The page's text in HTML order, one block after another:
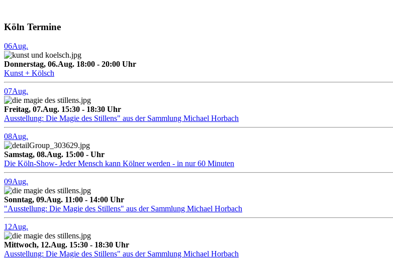
Köln Termine
06Aug.
Donnerstag, 06.Aug. 18:00 - 20:00 Uhr
Kunst + Kölsch
07Aug.
Freitag, 07.Aug. 15:30 - 18:30 Uhr
Ausstellung: Die Magie des Stillens" aus der Sammlung Michael Horbach
08Aug.
Samstag, 08.Aug. 15:00 - Uhr
Die Köln-Show- Jeder Mensch kann Kölner werden - in nur 60 Minuten
09Aug.
Sonntag, 09.Aug. 11:00 - 14:00 Uhr
"Ausstellung: Die Magie des Stillens" aus der Sammlung Michael Horbach
12Aug.
Mittwoch, 12.Aug. 15:30 - 18:30 Uhr
Ausstellung: Die Magie des Stillens" aus der Sammlung Michael Horbach